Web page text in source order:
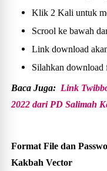
Klik 2 Kali untuk
Scrool ke bawah
Link download
Silahkan
Baca Juga: Link
2022 dari PD Salimah
Format File dan
Kakbah Vector